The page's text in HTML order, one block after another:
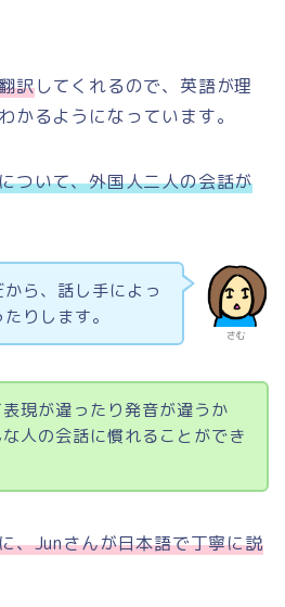
訳してくれるので、英語が理
かるようになっています。
ついて、外国人二人の会話が
さむ
ら、話し手によっ
りします。
現が違ったり発音が違うか
人の会話に慣れることができ
、Junさんが日本語で丁寧に説